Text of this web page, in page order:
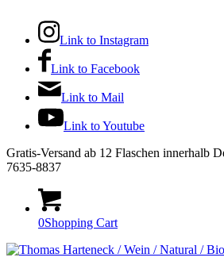
Link to Instagram
Link to Facebook
Link to Mail
Link to Youtube
Gratis-Versand ab 12 Flaschen innerhalb
7635-8837
0Shopping Cart